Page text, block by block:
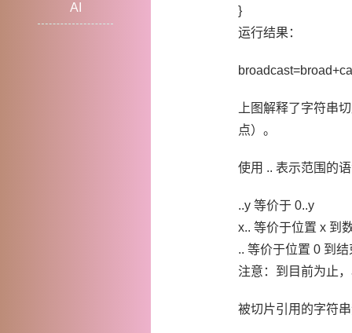
AI
}
运行结果：
上图解释了字符串
点）。
使用 .. 表示范围的
..y 等价于 0..y
x.. 等价于位置 x 到
.. 等价于位置 0 到结
注意：到目前为止
被切片引用的字符串